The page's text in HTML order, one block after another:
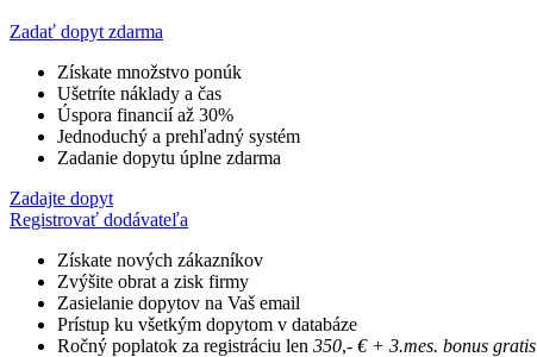
Zadať dopyt zdarma
Získate množstvo ponúk
Ušetríte náklady a čas
Úspora financií až 30%
Jednoduchý a prehľadný systém
Zadanie dopytu úplne zdarma
Zadajte dopyt
Registrovať dodávateľa
Získate nových zákazníkov
Zvýšite obrat a zisk firmy
Zasielanie dopytov na Vaš email
Prístup ku všetkým dopytom v databáze
Ročný poplatok za registráciu len 350,- € + 3.mes. bonus gratis